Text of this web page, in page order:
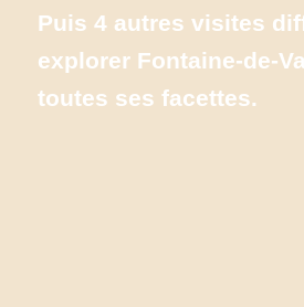
Puis 4 autres visites
explorer Fontaine-de-
toutes ses facettes.